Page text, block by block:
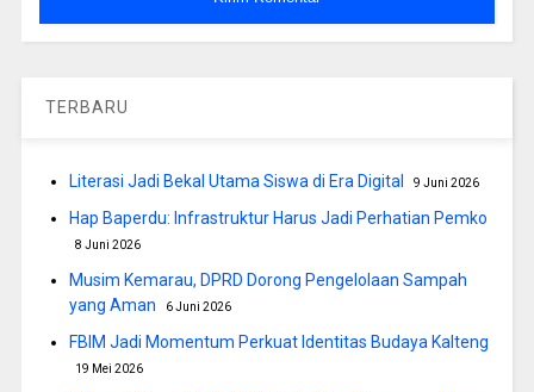
TERBARU
Literasi Jadi Bekal Utama Siswa di Era Digital 9 Juni 2026
Hap Baperdu: Infrastruktur Harus Jadi Perhatian Pemko
8 Juni 2026
Musim Kemarau, DPRD Dorong Pengelolaan Sampah
yang Aman
6 Juni 2026
FBIM Jadi Momentum Perkuat Identitas Budaya Kalteng
19 Mei 2026